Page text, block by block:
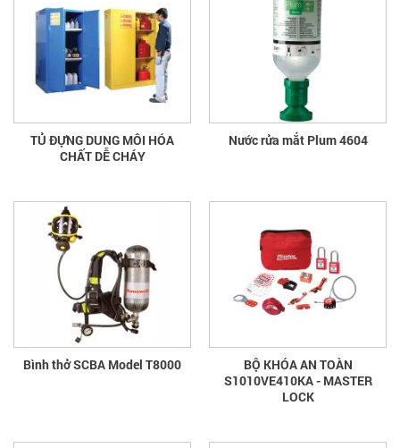
TỦ ĐỰNG DUNG MÔI HÓA
CHẤT DỄ CHÁY
Nước rửa mắt Plum 4604
Bình thở SCBA Model T8000
BỘ KHÓA AN TOÀN
S1010VE410KA - MASTER
LOCK